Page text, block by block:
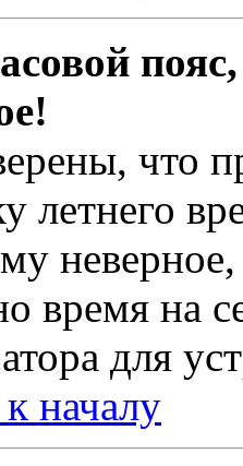
что
летнего
неверное,
время на
для
началу